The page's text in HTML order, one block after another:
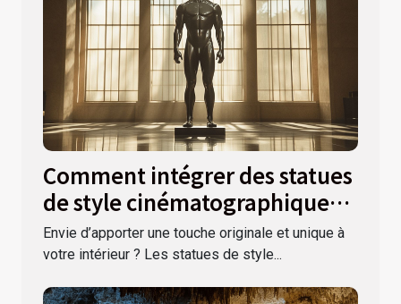
Comment intégrer des statues
de style cinématographique
dans votre déco ?
Envie d’apporter une touche originale et unique à
votre intérieur ? Les statues de style...